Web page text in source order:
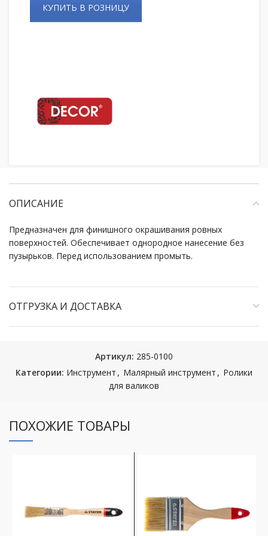
КУПИТЬ В РОЗНИЦУ
ОПИСАНИЕ
Предназначен для финишного окрашивания ровных
поверхностей. Обеспечивает однородное нанесение без
пузырьков. Перед использованием промыть.
ОТГРУЗКА И ДОСТАВКА
Артикул: 285-0100
Категории: Инструмент , Малярный инструмент , Ролики
для валиков
ПОХОЖИЕ ТОВАРЫ